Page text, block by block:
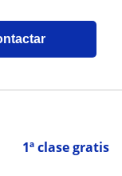
1ª clase gratis